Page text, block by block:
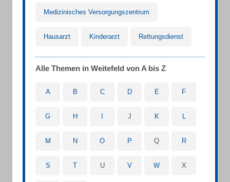
Medizinisches Versorgungszentrum
Hausarzt Kinderarzt Rettungsdienst
Alle Themen in Weitefeld von A bis Z
A B C D E F
G H J K L
M N O P Q R
S T U V W X